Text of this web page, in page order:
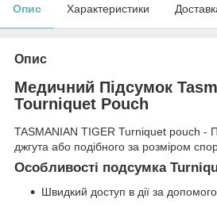
Опис Характеристики
Опис
Медичний Підсумок
Tourniquet Pouch
TASMANIAN TIGER Turniquet pouch -
джгута або подібного за розміром
Особливості подсумка
Швидкий доступ в дії за